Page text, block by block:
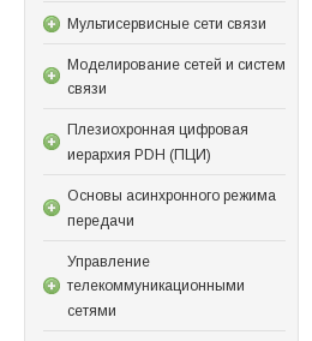
Мультисервисные сети связи
Моделирование сетей и систем
связи
Плезиохронная цифровая
иерархия PDH (ПЦИ)
Основы асинхронного режима
передачи
Управление
телекоммуникационными
сетями